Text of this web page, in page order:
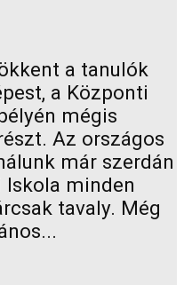
a tanulók
a Központi
mégis
Az országos
már szerdán
Iskola minden
tavaly. Még